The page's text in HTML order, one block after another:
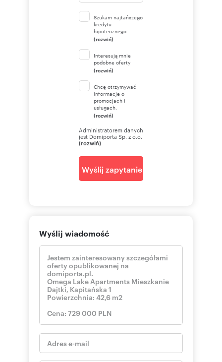
Szukam najtańszego
kredytu
hipotecznego
(rozwiń)
Interesują mnie
podobne oferty
(rozwiń)
Chcę otrzymywać
informacje o
promocjach i
usługach.
(rozwiń)
Administratorem danych
jest Domiporta Sp. z o.o.
(rozwiń)
Wyślij zapytanie
Wyślij wiadomość